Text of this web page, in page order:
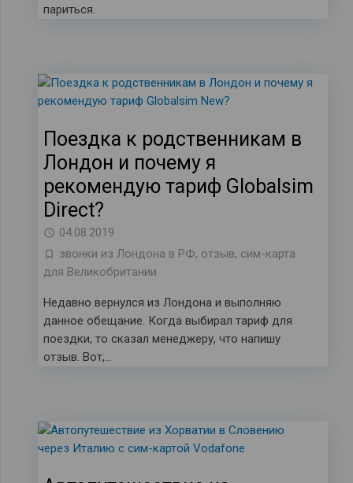
париться.
Поездка к родственникам в
Лондон и почему я
рекомендую тариф Globalsim
Direct?
04.08.2019
звонки из Лондона в РФ, отзыв, сим-карта
для Великобритании
Недавно вернулся из Лондона и выполняю
данное обещание. Когда выбирал тариф для
поездки, то сказал менеджеру, что напишу
отзыв. Вот,…